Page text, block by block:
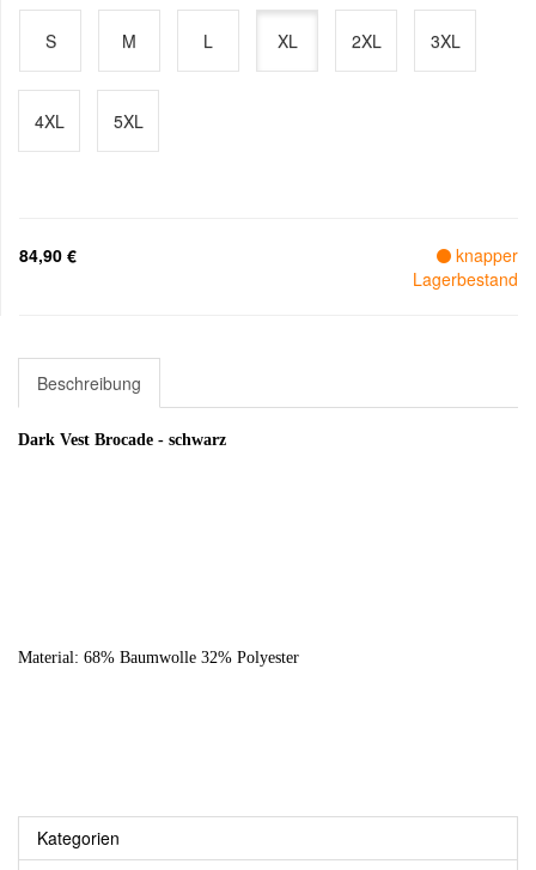
S M L XL 2XL 3XL
4XL 5XL
84,90 €
knapper
Lagerbestand
Beschreibung
Dark Vest Brocade - schwarz
Material: 68% Baumwolle 32% Polyester
Kategorien